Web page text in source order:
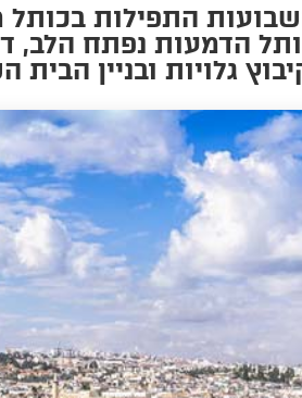
התפילות בכותל
הדמעות נפתח הלב,
גלויות ובניין הבית